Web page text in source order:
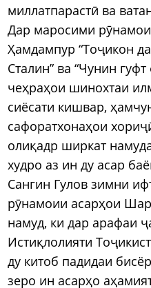
миллатпарастӣ ва
Дар маросими
Ҳамдампур “Тоҷикон
Сталин” ва “Чунин
чеҳраҳои шинохтаи
сиёсати кишвар,
сафоратхонаҳои
олиқадр ширкат
худро аз ин ду асар
Сангин Гулов зимни
рӯнамоии асарҳои
намуд, ки дар арафаи
Истиқлолияти
ду китоб падидаи
зеро ин асарҳо